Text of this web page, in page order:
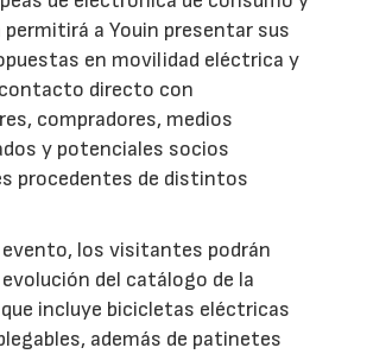
a Youin presentar sus
en movilidad eléctrica y
directo con
compradores, medios
y potenciales socios
procedentes de distintos
evento, los visitantes podrán
del catálogo de la
incluye bicicletas eléctricas
además de patinetes